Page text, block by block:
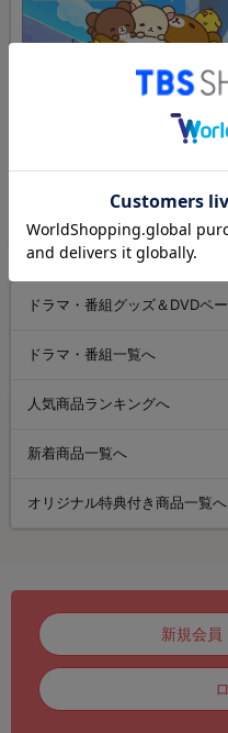
アニメ「リラックマ」
特集・セ
ドラマ・番組グッズ＆DVDペ
ドラマ・番組一覧へ
人気商品ランキングへ
新着商品一覧へ
オリジナル特典付き商品一覧へ
新規会員